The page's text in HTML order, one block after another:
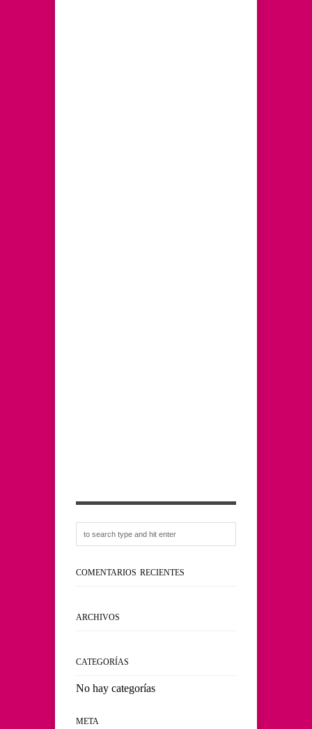
COMENTARIOS RECIENTES
ARCHIVOS
CATEGORÍAS
No hay categorías
META